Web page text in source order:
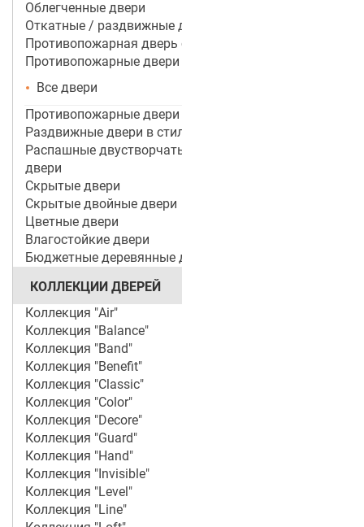
Облегченные двери
Откатные / раздвижные двери
Противопожарная дверь со стеклом
Противопожарные двери
Все двери
Противопожарные двери ei 60
Раздвижные двери в стиле лофт
Распашные двустворчатые межкомнатные
двери
Скрытые двери
Скрытые двойные двери
Цветные двери
Влагостойкие двери
Бюджетные деревянные двери
КОЛЛЕКЦИИ ДВЕРЕЙ
Коллекция "Air"
Коллекция "Balance"
Коллекция "Band"
Коллекция "Benefit"
Коллекция "Classic"
Коллекция "Color"
Коллекция "Decore"
Коллекция "Guard"
Коллекция "Hand"
Коллекция "Invisible"
Коллекция "Level"
Коллекция "Line"